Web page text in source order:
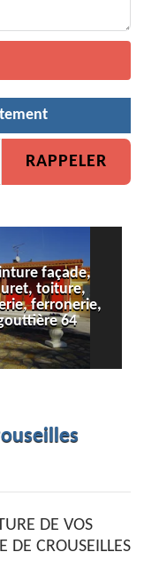
Peinture de
DE VOS
DE CROUSEILLES